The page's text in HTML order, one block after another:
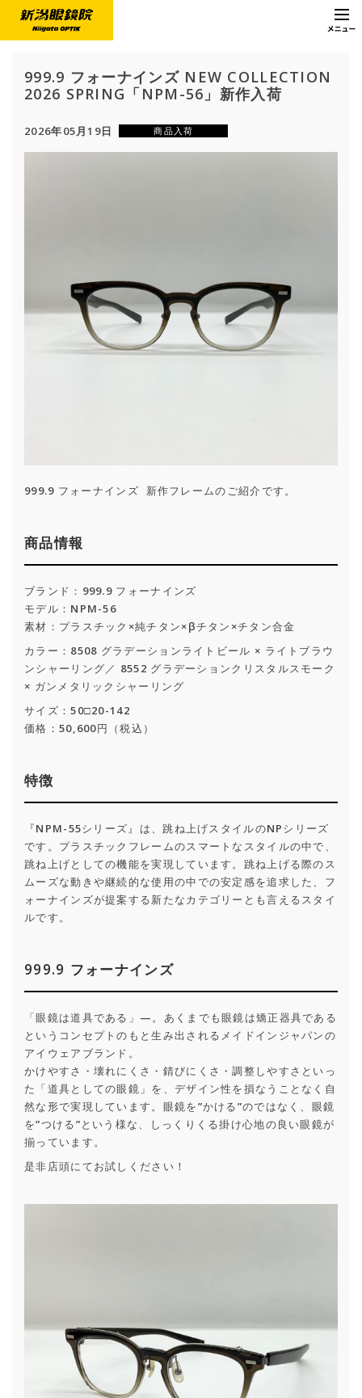
999.9 フォーナインズ NEW COLLECTION
2026 SPRING「NPM-56」新作入荷
2026年05月19日 商品入荷
999.9 フォーナインズ 新作フレームのご紹介です。
商品情報
ブランド：999.9 フォーナインズ
モデル：NPM-56
素材：プラスチック×純チタン×βチタン×チタン合金
カラー：8508 グラデーションライトビール × ライトブラウ
ンシャーリング／ 8552 グラデーションクリスタルスモーク
× ガンメタリックシャーリング
サイズ：50□20-142
価格：50,600円（税込）
特徴
『NPM-55シリーズ』は、跳ね上げスタイルのNPシリーズ
です。プラスチックフレームのスマートなスタイルの中で、
跳ね上げとしての機能を実現しています。跳ね上げる際のス
ムーズな動きや継続的な使用の中での安定感を追求した、フ
ォーナインズが提案する新たなカテゴリーとも言えるスタイ
ルです。
999.9 フォーナインズ
「眼鏡は道具である」—。あくまでも眼鏡は矯正器具である
というコンセプトのもと生み出されるメイドインジャパンの
アイウェアブランド。
かけやすさ・壊れにくさ・錆びにくさ・調整しやすさといっ
た「道具としての眼鏡」を、デザイン性を損なうことなく自
然な形で実現しています。眼鏡を”かける”のではなく、眼鏡
を”つける”という様な、しっくりくる掛け心地の良い眼鏡が
揃っています。
是非店頭にてお試しください！